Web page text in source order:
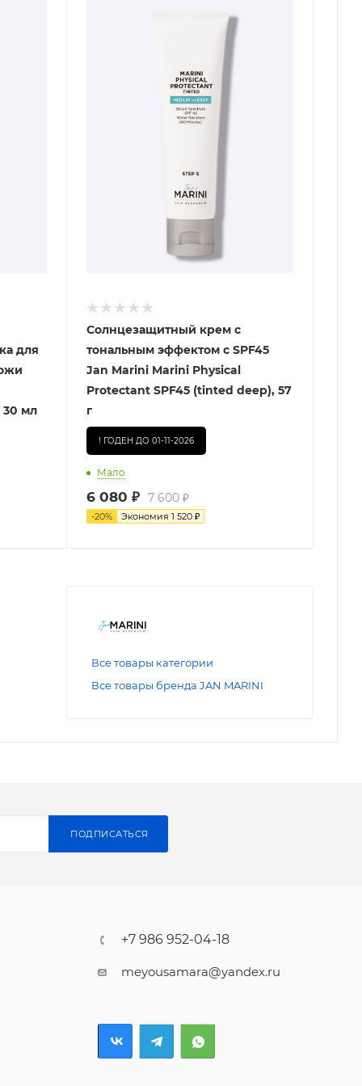
для
30 мл
Солнцезащитный крем с
тональным эффектом c SPF45
Jan Marini Marini Physical
Protectant SPF45 (tinted deep), 57
г
! ГОДЕН ДО 01-11-2026
Мало
6 080 ₽ 7 600₽
-20% Экономия 1 520₽
Все товары категории
Все товары бренда JAN MARINI
ПОДПИСАТЬСЯ
+7 986 952-04-18
meyousamara@yandex.ru